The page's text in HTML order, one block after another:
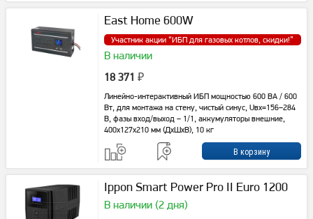
East Home 600W
Участник акции “ИБП для газовых котлов, скидки!”
В наличии
18 371 ₽
Линейно-интерактивный ИБП мощностью 600 ВА / 600
Вт, для монтажа на стену, чистый синус, Uвх=156–284
В, фазы вход/выход – 1/1, аккумуляторы внешние,
400x127x210 мм (ДxШxВ), 10 кг
Ippon Smart Power Pro II Euro 1200
В наличии (2 дня)